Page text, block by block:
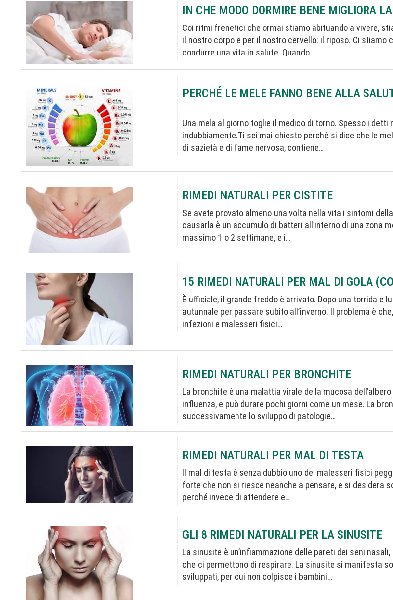
IN CHE MODO DORMIRE BENE MIGLIORA
Coi ritmi frenetici che ormai stiamo abituando a vivere,
il nostro corpo e per il nostro cervello: il riposo. Ci
condurre una vita in salute. Quando…
PERCHÉ LE MELE FANNO BENE ALLA
Una mela al giorno toglie il medico di torno. Spesso i
indubbiamente.Ti sei mai chiesto perchè si dice che le
di sazietà e di fame nervosa, contiene…
RIMEDI NATURALI PER CISTITE
Se avete provato almeno una volta nella vita i sintomi
causarla è un accumulo di batteri all’interno di una zona
massimo 1 o 2 settimane, e i…
15 RIMEDI NATURALI PER MAL DI GOLA
È ufficiale, il grande freddo è arrivato. Dopo una torrida e
autunnale per passare subito all’inverno. Il problema è
infezioni e malesseri fisici…
RIMEDI NATURALI PER BRONCHITE
La bronchite è una malattia virale della mucosa
influenza, e può durare pochi giorni come un mese. La
successivamente lo sviluppo di patologie…
RIMEDI NATURALI PER MAL DI TESTA
Il mal di testa è senza dubbio uno dei malesseri fisici
forte che non si riesce neanche a pensare, e si desidera
perché invece di attendere e…
GLI 8 RIMEDI NATURALI PER LA SINUSITE
La sinusite è un’infiammazione delle pareti dei seni
che ci permettono di respirare. La sinusite si manifesta
sviluppati, per cui non colpisce i bambini…